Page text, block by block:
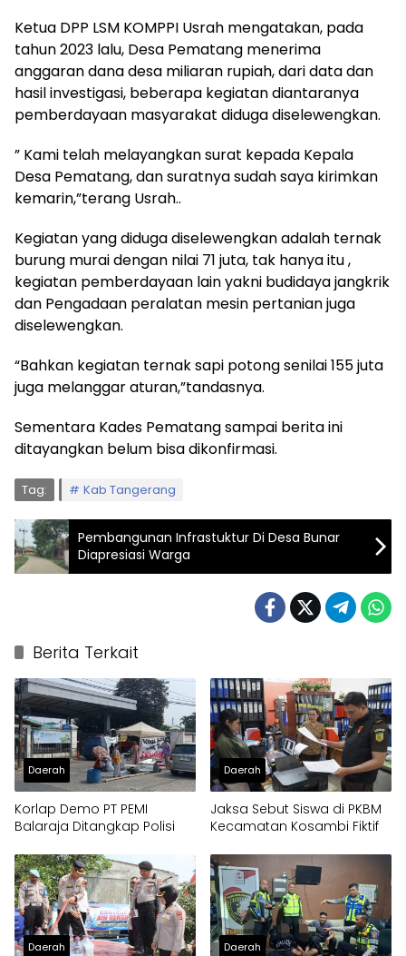
Ketua DPP LSM KOMPPI Usrah mengatakan, pada
tahun 2023 lalu, Desa Pematang menerima
anggaran dana desa miliaran rupiah, dari data dan
hasil investigasi, beberapa kegiatan diantaranya
pemberdayaan masyarakat diduga diselewengkan.
” Kami telah melayangkan surat kepada Kepala
Desa Pematang, dan suratnya sudah saya kirimkan
kemarin,”terang Usrah..
Kegiatan yang diduga diselewengkan adalah ternak
burung murai dengan nilai 71 juta, tak hanya itu ,
kegiatan pemberdayaan lain yakni budidaya jangkrik
dan Pengadaan peralatan mesin pertanian juga
diselewengkan.
“Bahkan kegiatan ternak sapi potong senilai 155 juta
juga melanggar aturan,”tandasnya.
Sementara Kades Pematang sampai berita ini
ditayangkan belum bisa dikonfirmasi.
Tag: Kab Tangerang
Pembangunan Infrastuktur Di Desa Bunar
Diapresiasi Warga
Berita Terkait
Daerah
Korlap Demo PT PEMI
Balaraja Ditangkap Polisi
Daerah
Jaksa Sebut Siswa di PKBM
Kecamatan Kosambi Fiktif
Daerah Daerah